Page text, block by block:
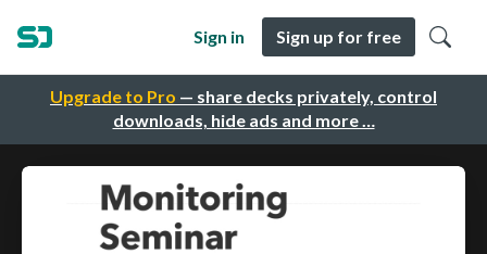
Upgrade to Pro — share decks privately, control
downloads, hide ads and more …
Sign in Sign up for free